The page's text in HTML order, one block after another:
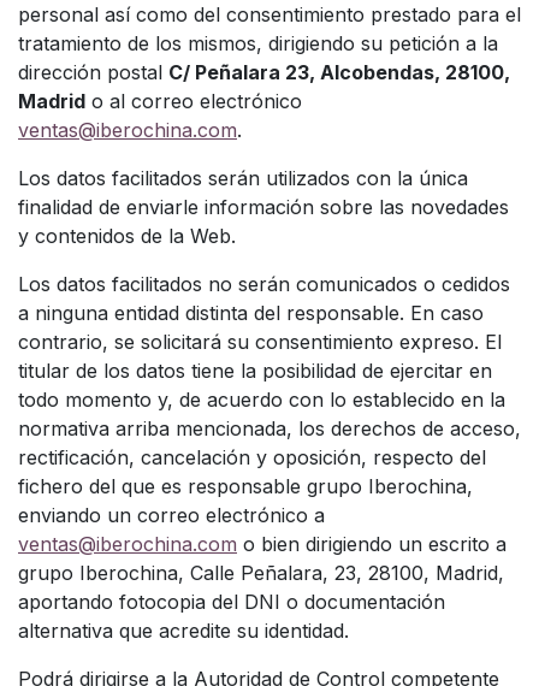
personal así como del consentimiento prestado para el
tratamiento de los mismos, dirigiendo su petición a la
dirección postal C/ Peñalara 23, Alcobendas, 28100,
Madrid o al correo electrónico
ventas@iberochina.com.
Los datos facilitados serán utilizados con la única
finalidad de enviarle información sobre las novedades
y contenidos de la Web.
Los datos facilitados no serán comunicados o cedidos
a ninguna entidad distinta del responsable. En caso
contrario, se solicitará su consentimiento expreso. El
titular de los datos tiene la posibilidad de ejercitar en
todo momento y, de acuerdo con lo establecido en la
normativa arriba mencionada, los derechos de acceso,
rectificación, cancelación y oposición, respecto del
fichero del que es responsable grupo Iberochina,
enviando un correo electrónico a
ventas@iberochina.com o bien dirigiendo un escrito a
grupo Iberochina, Calle Peñalara, 23, 28100, Madrid,
aportando fotocopia del DNI o documentación
alternativa que acredite su identidad.
Podrá dirigirse a la Autoridad de Control competente